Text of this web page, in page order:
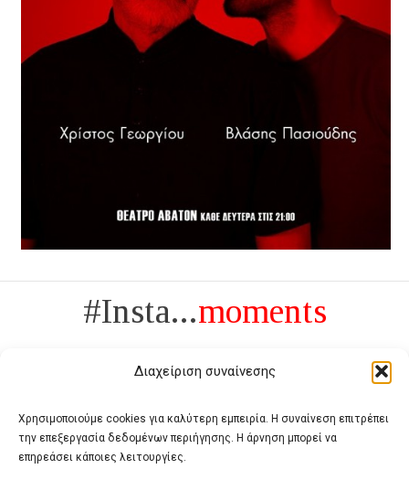
Διαχείριση συναίνεσης
Χρησιμοποιούμε cookies για καλύτερη εμπειρία. Η συναίνεση επιτρέπει
την επεξεργασία δεδομένων περιήγησης. Η άρνηση μπορεί να
επηρεάσει κάποιες λειτουργίες.
#Insta...moments
Πολυτέλεια δεν είναι το αντίθετο της ανέχειας, είναι το αντίθετο της